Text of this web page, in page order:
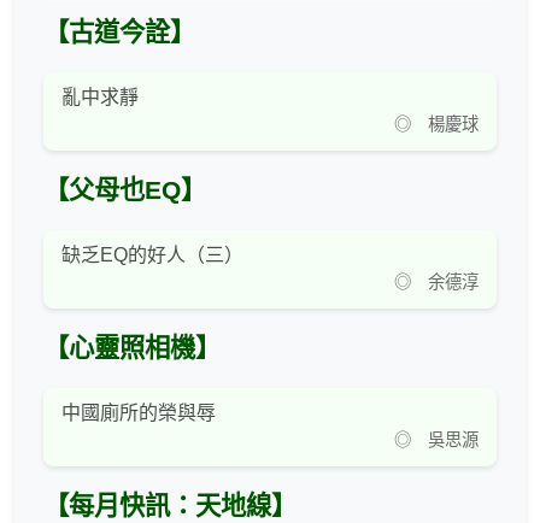
【古道今詮】
亂中求靜
◎ 楊慶球
【父母也EQ】
缺乏EQ的好人（三）
◎ 余德淳
【心靈照相機】
中國廁所的榮與辱
◎ 吳思源
【每月快訊：天地線】